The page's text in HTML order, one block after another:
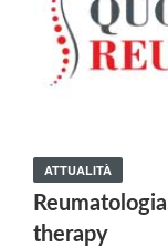
ATTUALITÀ
therapy